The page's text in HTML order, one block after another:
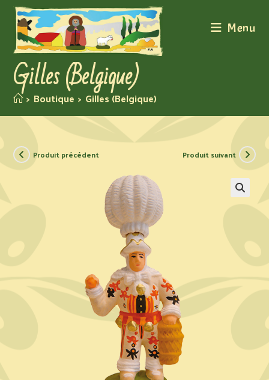
Menu
Gilles (Belgique)
> Boutique > Gilles (Belgique)
Produit précédent Produit suivant